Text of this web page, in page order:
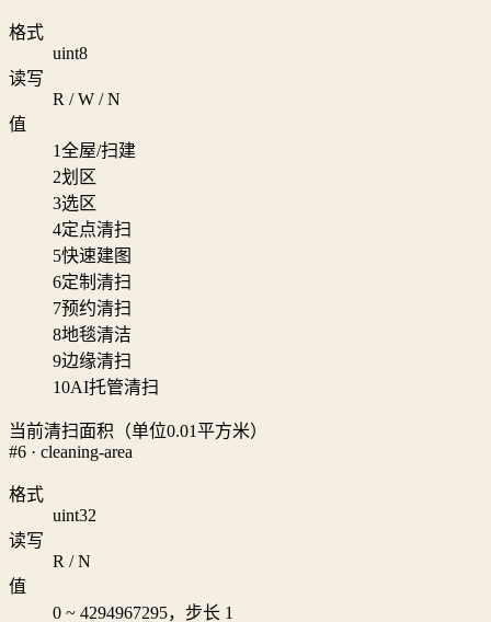
格式
uint8
读写
R / W / N
值
1全屋/扫建
2划区
3选区
4定点清扫
5快速建图
6定制清扫
7预约清扫
8地毯清洁
9边缘清扫
10AI托管清扫
当前清扫面积（单位0.01平方米）
#6 · cleaning-area
格式
uint32
读写
R / N
值
0 ~ 4294967295，步长 1